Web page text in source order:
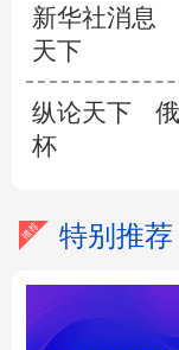
新华社消息
天下
纵论天下
杯
特别推荐